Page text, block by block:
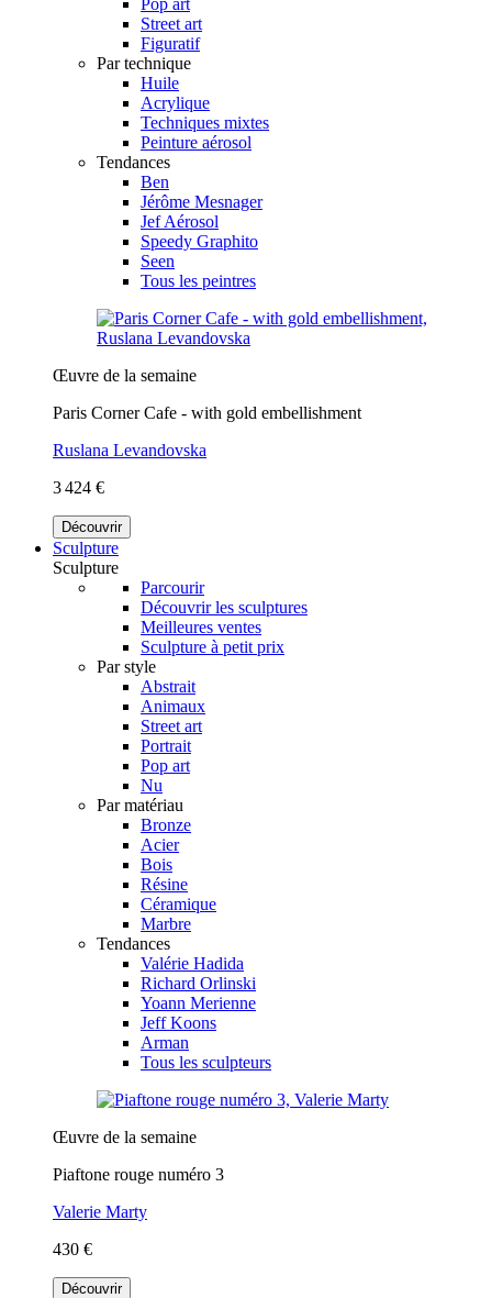
Street art
Figuratif
Par technique
Huile
Acrylique
Techniques mixtes
Peinture aérosol
Tendances
Ben
Jérôme Mesnager
Jef Aérosol
Speedy Graphito
Seen
Tous les peintres
Œuvre de la semaine
Paris Corner Cafe - with gold embellishment
Ruslana Levandovska
3 424 €
Découvrir
Sculpture
Sculpture
Parcourir
Découvrir les sculptures
Meilleures ventes
Sculpture à petit prix
Par style
Abstrait
Animaux
Street art
Portrait
Pop art
Nu
Par matériau
Bronze
Acier
Bois
Résine
Céramique
Marbre
Tendances
Valérie Hadida
Richard Orlinski
Yoann Merienne
Jeff Koons
Arman
Tous les sculpteurs
Œuvre de la semaine
Piaftone rouge numéro 3
Valerie Marty
430 €
Découvrir